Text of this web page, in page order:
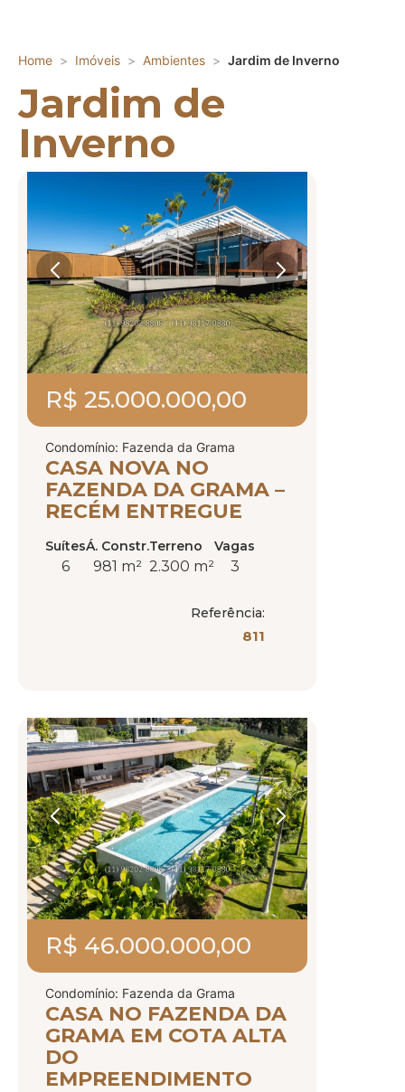
Home Imóveis Ambientes Jardim de Inverno
Jardim de
Inverno
R$ 25.000.000,00
Condomínio: Fazenda da Grama
CASA NOVA NO
FAZENDA DA GRAMA –
RECÉM ENTREGUE
Suítes
6
Á. Constr.
981 m²
Terreno
2.300 m²
Vagas
3
Referência:
811
R$ 46.000.000,00
Condomínio: Fazenda da Grama
CASA NO FAZENDA DA
GRAMA EM COTA ALTA
DO
EMPREENDIMENTO